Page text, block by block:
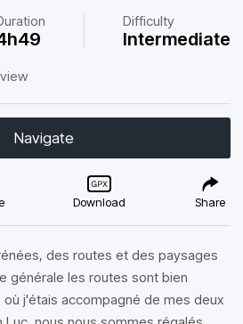
Difficulty
Intermediate
Navigate
Download Share
des routes et des paysages
générale les routes sont bien
j'étais accompagné de mes deux